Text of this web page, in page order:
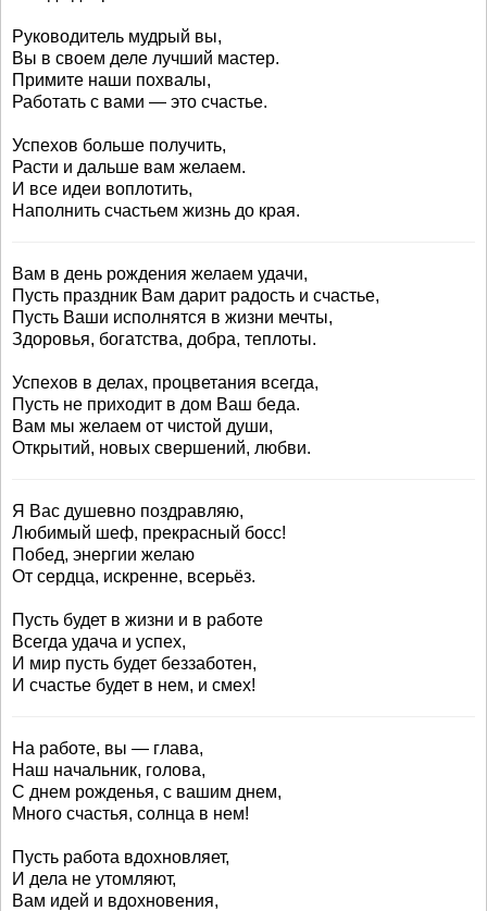
Руководитель мудрый вы,
Вы в своем деле лучший мастер.
Примите наши похвалы,
Работать с вами — это счастье.
Успехов больше получить,
Расти и дальше вам желаем.
И все идеи воплотить,
Наполнить счастьем жизнь до края.
Вам в день рождения желаем удачи,
Пусть праздник Вам дарит радость и счастье,
Пусть Ваши исполнятся в жизни мечты,
Здоровья, богатства, добра, теплоты.
Успехов в делах, процветания всегда,
Пусть не приходит в дом Ваш беда.
Вам мы желаем от чистой души,
Открытий, новых свершений, любви.
Я Вас душевно поздравляю,
Любимый шеф, прекрасный босс!
Побед, энергии желаю
От сердца, искренне, всерьёз.
Пусть будет в жизни и в работе
Всегда удача и успех,
И мир пусть будет беззаботен,
И счастье будет в нем, и смех!
На работе, вы — глава,
Наш начальник, голова,
С днем рожденья, с вашим днем,
Много счастья, солнца в нем!
Пусть работа вдохновляет,
И дела не утомляют,
Вам идей и вдохновения,